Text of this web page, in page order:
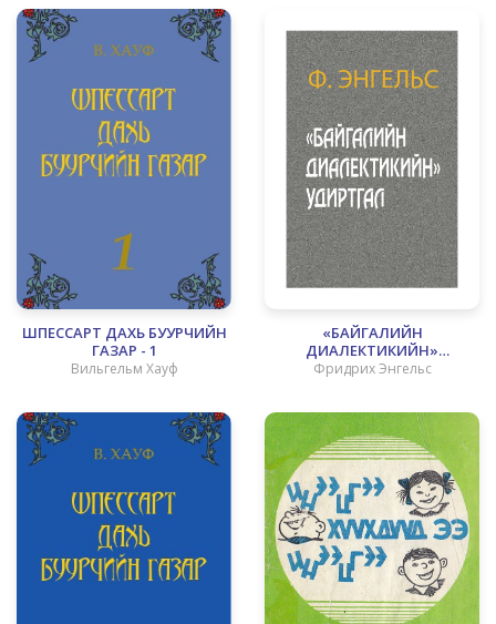
ШПЕССАРТ ДАХЬ БУУРЧИЙН
ГАЗАР - 1
Вильгельм Хауф
«БАЙГАЛИЙН
ДИАЛЕКТИКИЙН»
УДИРТГАЛ
Фридрих Энгельс